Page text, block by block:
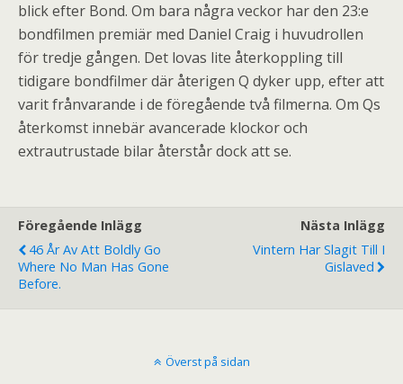
blick efter Bond. Om bara några veckor har den 23:e
bondfilmen premiär med Daniel Craig i huvudrollen
för tredje gången. Det lovas lite återkoppling till
tidigare bondfilmer där återigen Q dyker upp, efter att
varit frånvarande i de föregående två filmerna. Om Qs
återkomst innebär avancerade klockor och
extrautrustade bilar återstår dock att se.
Föregående Inlägg
46 År Av Att Boldly Go
Where No Man Has Gone
Before.
Nästa Inlägg
Vintern Har Slagit Till I
Gislaved
Överst på sidan